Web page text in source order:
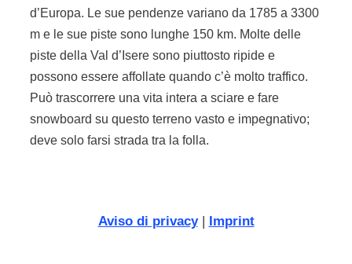
d’Europa. Le sue pendenze variano da 1785 a 3300
m e le sue piste sono lunghe 150 km. Molte delle
piste della Val d’Isere sono piuttosto ripide e
possono essere affollate quando c’è molto traffico.
Può trascorrere una vita intera a sciare e fare
snowboard su questo terreno vasto e impegnativo;
deve solo farsi strada tra la folla.
Aviso di privacy| Imprint